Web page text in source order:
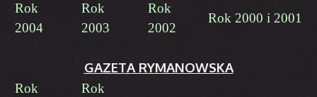
Rok
2004
Rok
2003
Rok
2002
Rok 2000 i 2001
GAZETA RYMANOWSKA
Rok
Rok